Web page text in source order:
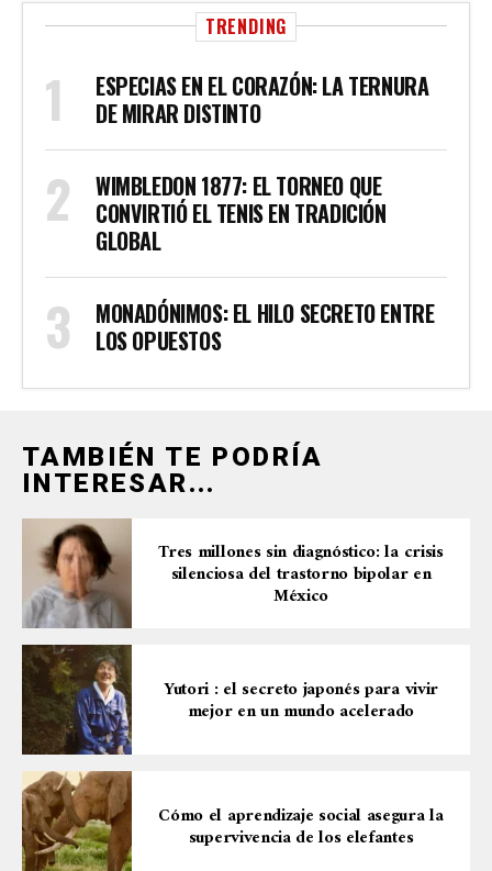
TRENDING
ESPECIAS EN EL CORAZÓN: LA TERNURA
DE MIRAR DISTINTO
WIMBLEDON 1877: EL TORNEO QUE
CONVIRTIÓ EL TENIS EN TRADICIÓN
GLOBAL
MONADÓNIMOS: EL HILO SECRETO ENTRE
LOS OPUESTOS
TAMBIÉN TE PODRÍA
INTERESAR...
Tres millones sin diagnóstico: la crisis
silenciosa del trastorno bipolar en
México
Yutori : el secreto japonés para vivir
mejor en un mundo acelerado
Cómo el aprendizaje social asegura la
supervivencia de los elefantes